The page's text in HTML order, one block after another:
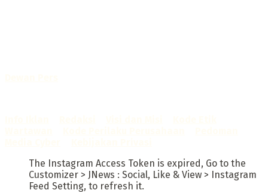
The Instagram Access Token is expired, Go to the
Customizer > JNews : Social, Like & View > Instagram
Feed Setting, to refresh it.